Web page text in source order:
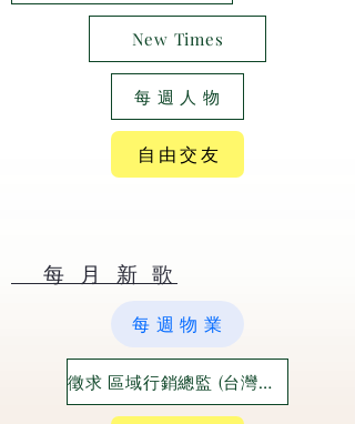
New Times
每 週 人 物
自 由 交 友
​ 每 月 新 歌
每 週 物 業
徵求 區域行銷總監 (台灣六大都)